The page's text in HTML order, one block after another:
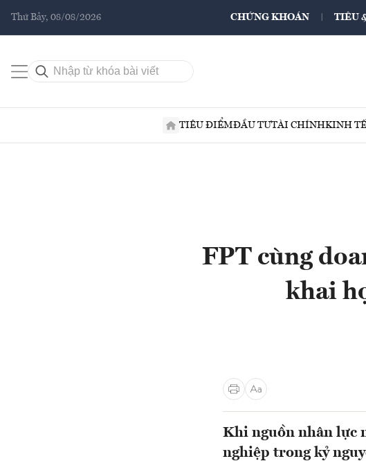
Thứ Bảy, 08/08/2026 CHỨNG KHOÁN TIÊU
TIÊU ĐIỂMĐẦU TƯTÀI CHÍNHKINH TẾ
FPT cùng
khai
Khi nguồn nhân lực
nghiệp trong kỷ